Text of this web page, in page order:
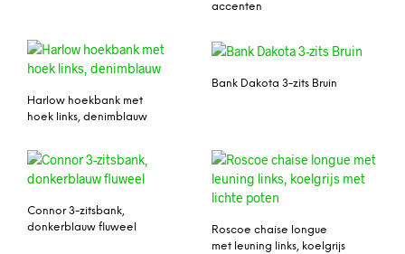
accenten
Harlow hoekbank met
hoek links, denimblauw
Bank Dakota 3-zits Bruin
Connor 3-zitsbank,
donkerblauw fluweel
Roscoe chaise longue
met leuning links, koelgrijs